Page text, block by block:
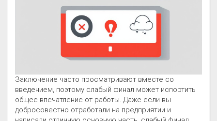
Заключение часто просматривают вместе со
введением, поэтому слабый финал может испортить
общее впечатление от работы. Даже если вы
добросовестно отработали на предприятии и